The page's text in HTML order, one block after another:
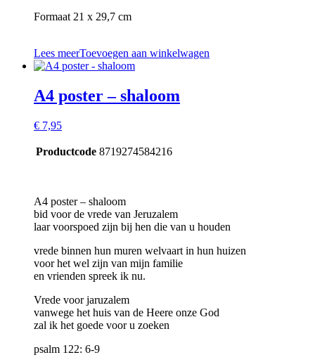
Formaat 21 x 29,7 cm
Lees meerToevoegen aan winkelwagen
A4 poster – shaloom
€ 7,95
Productcode 8719274584216
A4 poster – shaloom
bid voor de vrede van Jeruzalem
laar voorspoed zijn bij hen die van u houden
vrede binnen hun muren welvaart in hun huizen
voor het wel zijn van mijn familie
en vrienden spreek ik nu.
Vrede voor jaruzalem
vanwege het huis van de Heere onze God
zal ik het goede voor u zoeken
psalm 122: 6-9